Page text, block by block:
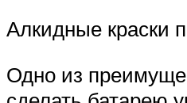
Алкидные краски
Одно из